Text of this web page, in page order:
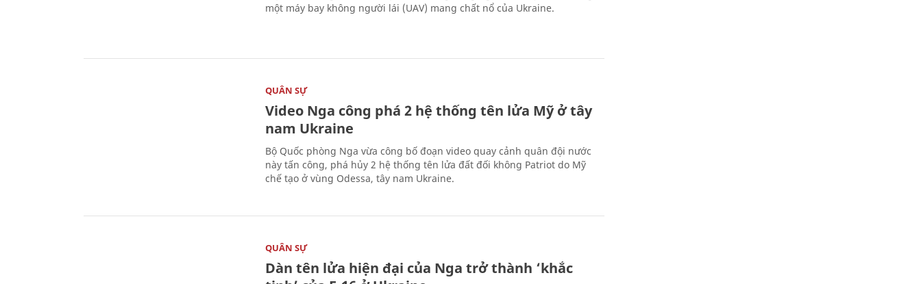
một máy bay không người lái (UAV) mang chất nổ của Ukraine.
QUÂN SỰ
Video Nga công phá 2 hệ thống tên lửa Mỹ ở tây
nam Ukraine
Bộ Quốc phòng Nga vừa công bố đoạn video quay cảnh quân đội nước
này tấn công, phá hủy 2 hệ thống tên lửa đất đối không Patriot do Mỹ
chế tạo ở vùng Odessa, tây nam Ukraine.
QUÂN SỰ
Dàn tên lửa hiện đại của Nga trở thành ‘khắc